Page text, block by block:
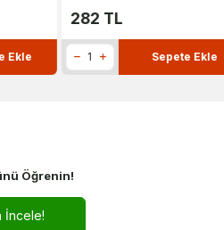
Ekle
282 TL
Sepete Ekle
Öğrenin!
İncele!